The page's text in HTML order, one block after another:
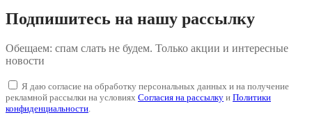
Подпишитесь на нашу рассылку
Обещаем: спам слать не будем. Только акции и интересные
новости
Я даю согласие на обработку персональных данных и на получение
рекламной рассылки на условиях Согласия на рассылку и Политики
конфиденциальности.